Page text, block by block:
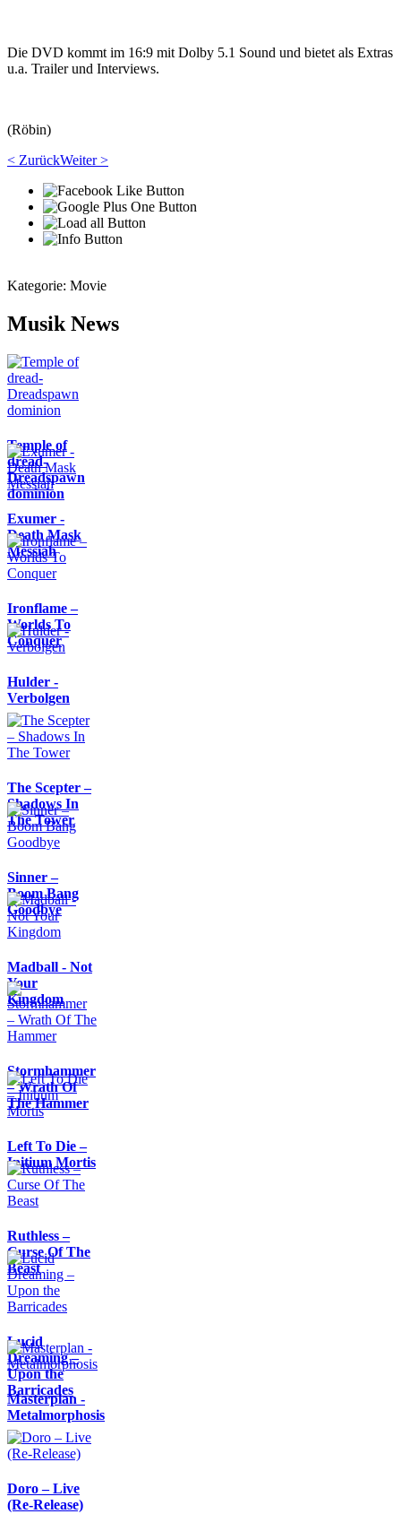
Die DVD kommt im 16:9 mit Dolby 5.1 Sound und bietet als Extras
u.a. Trailer und Interviews.
(Röbin)
< ZurückWeiter >
Kategorie: Movie
Musik News
Temple of
dread-
Dreadspawn
dominion
Exumer -
Death Mask
Messiah
Ironflame –
Worlds To
Conquer
Hulder -
Verbolgen
The Scepter –
Shadows In
The Tower
Sinner –
Boom Bang
Goodbye
Madball - Not
Your
Kingdom
Stormhammer
– Wrath Of
The Hammer
Left To Die –
Initium Mortis
Ruthless –
Curse Of The
Beast
Lucid
Dreaming –
Upon the
Barricades
Masterplan -
Metalmorphosis
Doro – Live
(Re-Release)